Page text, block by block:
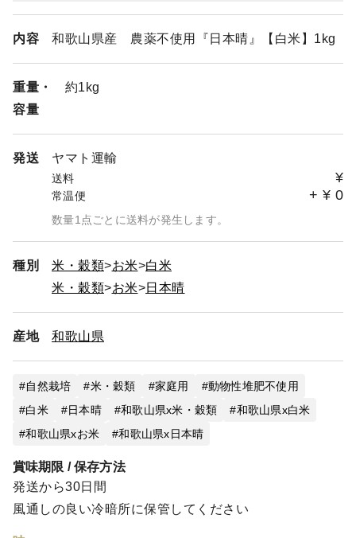
内容 和歌山県産 農薬不使用『日本晴』【白米】1kg
重量・
容量
約1kg
発送 ヤマト運輸
送料 ¥
常温便 + ¥ 0
数量1点ごとに送料が発生します。
種別 米・穀類 お米
白米
米・穀類
お米 日本晴
産地 和歌山県
自然栽培 米・穀類 家庭用
動物性堆肥不使用
白米
日本晴 和歌山県x米・穀類
和歌山県x白米
和歌山県xお米
和歌山県x日本晴
賞味期限 / 保存方法
発送から30日間
風通しの良い冷暗所に保管してください